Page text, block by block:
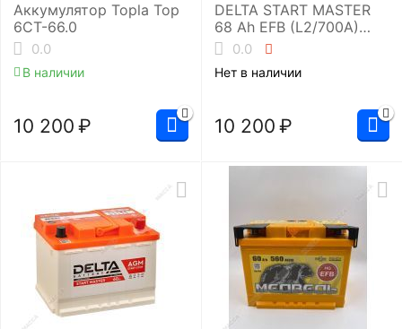
Аккумулятор Topla Top
6СТ-66.0
0.0
В наличии
10 200 ₽
DELTA START MASTER
68 Ah EFB (L2/700A)
Аккумуляторная
0.0
Нет в наличии
10 200 ₽